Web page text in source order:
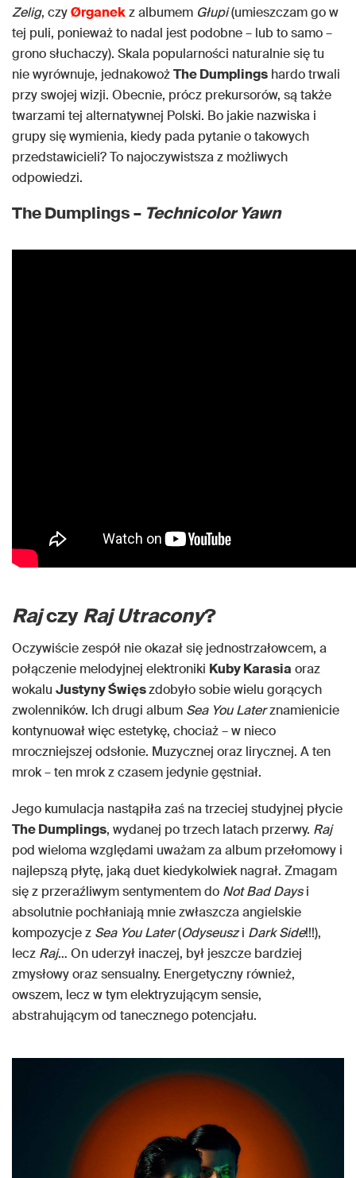
Zelig, czyØrganekz albumem Głupi(umieszczam go w
tej puli, ponieważ to nadal jest podobne – lub to samo –
grono słuchaczy). Skala popularności naturalnie się tu
nie wyrównuje, jednakowożThe Dumplings hardo trwali
przy swojej wizji. Obecnie, prócz prekursorów, są także
twarzami tej alternatywnej Polski. Bo jakie nazwiska i
grupy się wymienia, kiedy pada pytanie o takowych
przedstawicieli? To najoczywistsza z możliwych
odpowiedzi.
The Dumplings – Technicolor Yawn
RajczyRaj Utracony?
Oczywiście zespół nie okazał się jednostrzałowcem, a
połączenie melodyjnej elektroniki Kuby Karasia oraz
wokalu Justyny Święszdobyło sobie wielu gorących
zwolenników. Ich drugi album Sea You Laterznamienicie
kontynuował więc estetykę, chociaż – w nieco
mroczniejszej odsłonie. Muzycznej oraz lirycznej. A ten
mrok – ten mrok z czasem jedynie gęstniał.
Jego kumulacja nastąpiła zaś na trzeciej studyjnej płycie
The Dumplings, wydanej po trzech latach przerwy. Raj
pod wieloma względami uważam za album przełomowy i
najlepszą płytę, jaką duet kiedykolwiek nagrał. Zmagam
się z przeraźliwym sentymentem do Not Bad Daysi
absolutnie pochłaniają mnie zwłaszcza angielskie
kompozycje z Sea You Later(Odyseuszi Dark Side!!!),
lecz Raj… On uderzył inaczej, był jeszcze bardziej
zmysłowy oraz sensualny. Energetyczny również,
owszem, lecz w tym elektryzującym sensie,
abstrahującym od tanecznego potencjału.